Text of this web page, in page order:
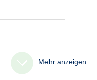
Mehr anzeigen